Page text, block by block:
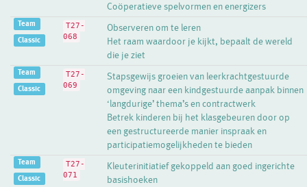
Coöperatieve spelvormen en energizers
Team
Classic
T27-
068
Observeren om te leren
Het raam waardoor je kijkt, bepaalt de wereld
die je ziet
Team
Classic
T27-
069
Stapsgewijs groeien van leerkrachtgestuurde
omgeving naar een kindgestuurde aanpak binnen
‘langdurige’ thema’s en contractwerk
Betrek kinderen bij het klasgebeuren door op
een gestructureerde manier inspraak en
participatiemogelijkheden te bieden
Team
Classic
T27-
071
Kleuterinitiatief gekoppeld aan goed ingerichte
basishoeken